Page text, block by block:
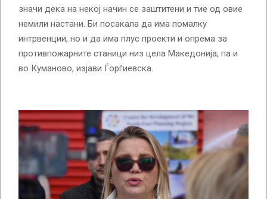
значи дека на некој начин се заштитени и тие од овие
немили настани. Би посакала да има помалку
интрвенции, но и да има плус проекти и опрема за
противпожарните станици низ цела Македонија, па и
во Куманово, изјави Ѓорѓиевска.